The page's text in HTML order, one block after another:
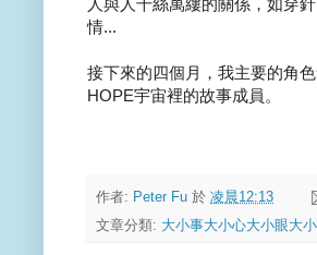
人與人千絲萬縷的關係，如穿
情...
接下來的四個月，我主要的角
HOPE宇宙裡的故事成員。
作者: Peter Fu 於 凌晨12:13
文章分類: 大小事大小心大小眼大